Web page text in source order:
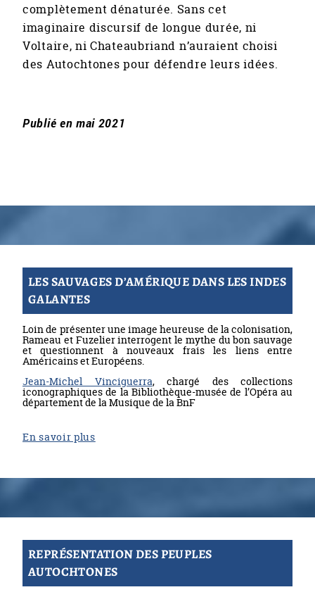
complètement dénaturée. Sans cet
imaginaire discursif de longue durée, ni
Voltaire, ni Chateaubriand n’auraient choisi
des Autochtones pour défendre leurs idées.
Publié en mai 2021
LES SAUVAGES D’AMÉRIQUE DANS LES INDES
GALANTES
Loin de présenter une image heureuse de la colonisation,
Rameau et Fuzelier interrogent le mythe du bon sauvage
et questionnent à nouveaux frais les liens entre
Américains et Européens.
Jean-Michel Vinciguerra, chargé des collections
iconographiques de la Bibliothèque-musée de l’Opéra au
département de la Musique de la BnF
En savoir plus
REPRÉSENTATION DES PEUPLES
AUTOCHTONES